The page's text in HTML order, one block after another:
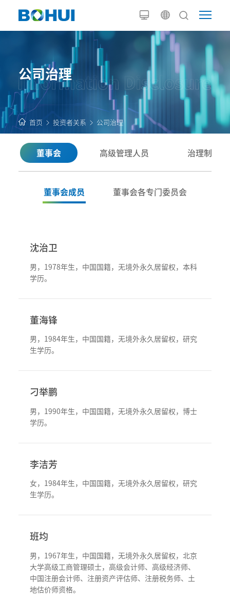
公司治理
首页 投资者关系 公司治理
董事会 高级管理人员 治理制度
董事会成员 董事会各专门委员会
沈治卫
男，1978年生，中国国籍，无境外永久居留权，本科
学历。
董海锋
男，1984年生，中国国籍，无境外永久居留权，研究
生学历。
刁举鹏
男，1990年生，中国国籍，无境外永久居留权，博士
学历。
李洁芳
女，1984年生，中国国籍，无境外永久居留权，研究
生学历。
班均
男，1967年生，中国国籍，无境外永久居留权，北京
大学高级工商管理硕士，高级会计师、高级经济师、
中国注册会计师、注册资产评估师、注册税务师、土
地估价师资格。